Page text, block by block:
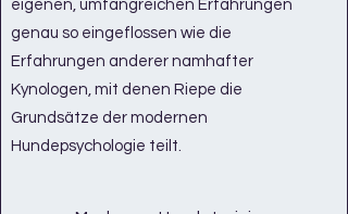
eigenen, umfangreichen Erfahrungen
genau so eingeflossen wie die
Erfahrungen anderer namhafter
Kynologen, mit denen Riepe die
Grundsätze der modernen
Hundepsychologie teilt.